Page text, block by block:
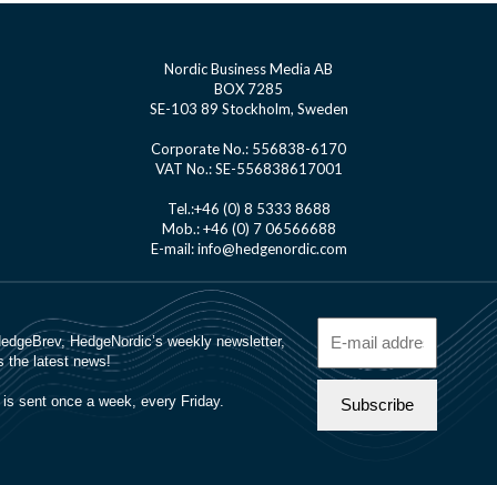
Nordic Business Media AB
BOX 7285
SE-103 89 Stockholm, Sweden
Corporate No.: 556838-6170
VAT No.: SE-556838617001
Tel.:+46 (0) 8 5333 8688
Mob.: +46 (0) 7 06566688
E-mail: info@hedgenordic.com